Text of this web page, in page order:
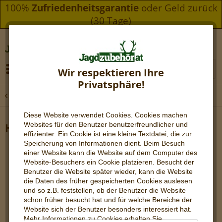
100% Zufriedenheitsgarantie oder Geld zurück
(30 Tage)
Wir respektieren Ihre
Privatsphäre!
Diese Website verwendet Cookies. Cookies machen
Websites für den Benutzer benutzerfreundlicher und
effizienter. Ein Cookie ist eine kleine Textdatei, die zur
Speicherung von Informationen dient. Beim Besuch
einer Website kann die Website auf dem Computer des
Website-Besuchers ein Cookie platzieren. Besucht der
Benutzer die Website später wieder, kann die Website
die Daten des früher gespeicherten Cookies auslesen
und so z.B. feststellen, ob der Benutzer die Website
schon früher besucht hat und für welche Bereiche der
Website sich der Benutzer besonders interessiert hat.
Mehr Informationen zu Cookies erhalten Sie
Hunter Pro